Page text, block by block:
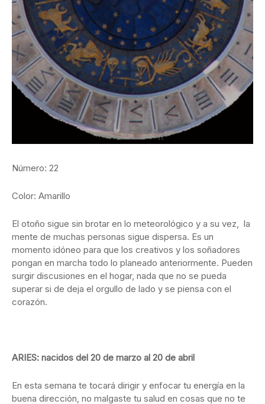
Número: 22
Color: Amarillo
El otoño sigue sin brotar en lo meteorológico y a su vez, la
mente de muchas personas sigue dispersa. Es un
momento idóneo para que los creativos y los soñadores
pongan en marcha todo lo planeado anteriormente. Pueden
surgir discusiones en el hogar, nada que no se pueda
superar si de deja el orgullo de lado y se piensa con el
corazón.
ARIES: nacidos del 20 de marzo al 20 de abril
En esta semana te tocará dirigir y enfocar tu energía en la
buena dirección, no malgaste tu salud en cosas que no te